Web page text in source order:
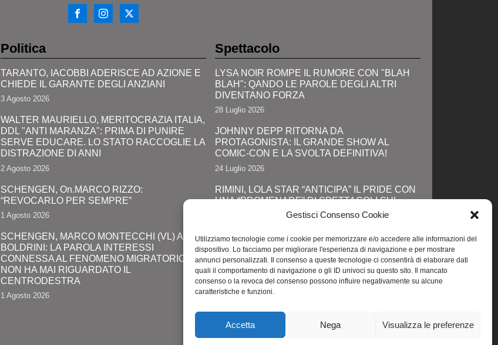
Gestisci Consenso Cookie
Utilizziamo tecnologie come i cookie per memorizzare e/o accedere alle informazioni del
dispositivo. Lo facciamo per migliorare l'esperienza di navigazione e per mostrare
annunci personalizzati. Il consenso a queste tecnologie ci consentirà di elaborare dati
quali il comportamento di navigazione o gli ID univoci su questo sito. Il mancato
consenso o la revoca del consenso possono influire negativamente su alcune
caratteristiche e funzioni.
Accetta Nega Visualizza le preferenze
Politica
TARANTO, IACOBBI ADERISCE AD AZIONE E
CHIEDE IL GARANTE DEGLI ANZIANI
3 Agosto 2026
WALTER MAURIELLO, MERITOCRAZIA ITALIA,
DDL "ANTI MARANZA": PRIMA DI PUNIRE
SERVE EDUCARE. LO STATO RACCOGLIE LA
DISTRAZIONE DI ANNI
2 Agosto 2026
SCHENGEN, On.MARCO RIZZO:
“REVOCARLO PER SEMPRE”
1 Agosto 2026
SCHENGEN, MARCO MONTECCHI (VL) A
BOLDRINI: LA PAROLA INTERESSI
CONNESSA AL FENOMENO MIGRATORIO
NON HA MAI RIGUARDATO IL
CENTRODESTRA
1 Agosto 2026
Spettacolo
LYSA NOIR ROMPE IL RUMORE CON "BLAH
BLAH": QANDO LE PAROLE DEGLI ALTRI
DIVENTANO FORZA
28 Luglio 2026
JOHNNY DEPP RITORNA DA
PROTAGONISTA: IL GRANDE SHOW AL
COMIC-CON E LA SVOLTA DEFINITIVA!
24 Luglio 2026
RIMINI, LOLA STAR “ANTICIPA” IL PRIDE CON
UNA “PROMENADE” DI SPETTACOLI SUL
LUNGOMARE DA MAREBELLO A MIRAMARE
ROMA ACCENDE I RIFLETTORI SULL'ALTA
MODA: IL ROME FASHION SHOW CELKEBRA
TALENTO, SOSTENIBILITA' E VISIONE
INTERNAZIONALE
20 Luglio 2026